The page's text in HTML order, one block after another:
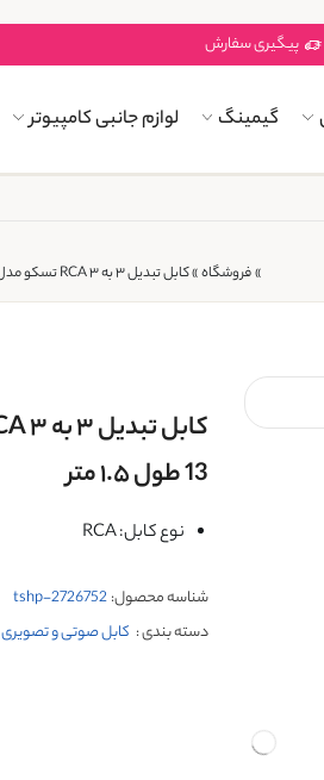
پیگیری سفارش
گیمینگ لوازم جانبی کامپیوتر
»فروشگاه»کابل تبدیل ۳ به ۳ RCA تسکو مدل TC 13 طول ۱.۵ متر
13 طول ۱.۵ متر
نوع کابل: RCA
شناسه محصول: tshp-2726752
دسته بندی : کابل صوتی و تصویری